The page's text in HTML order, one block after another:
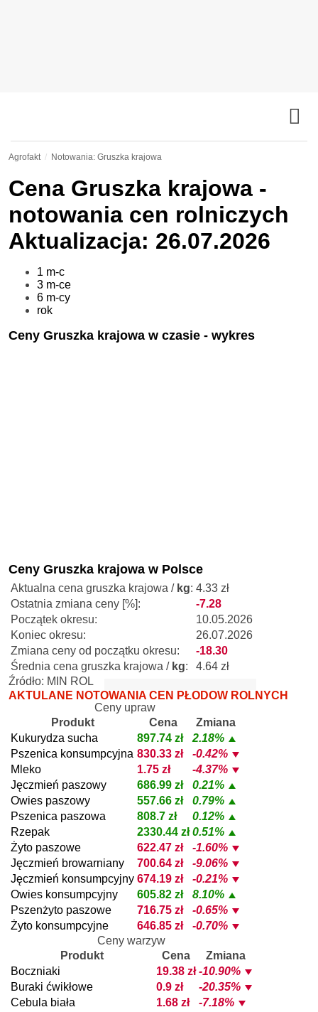
Agrofakt Notowania: Gruszka krajowa
Cena Gruszka krajowa -
notowania cen rolniczych
Aktualizacja: 26.07.2026
1 m-c
3 m-ce
6 m-cy
rok
Ceny Gruszka krajowa w czasie - wykres
Ceny Gruszka krajowa w Polsce
Aktualna cena gruszka krajowa / kg: 4.33 zł
Ostatnia zmiana ceny [%]:
-7.28
Początek okresu:
10.05.2026
Koniec okresu:
26.07.2026
Zmiana ceny od początku okresu:
-18.30
Średnia cena gruszka krajowa / kg:
4.64 zł
Źródło: MIN ROL
AKTULANE NOTOWANIA CEN PŁODÓW ROLNYCH
Ceny upraw
Produkt
Cena
Zmiana
Kukurydza sucha
897.74 zł
2.18%
Pszenica konsumpcyjna 830.33 zł
-0.42%
Mleko
1.75 zł
-4.37%
Jęczmień paszowy
686.99 zł
0.21%
Owies paszowy
557.66 zł
0.79%
Pszenica paszowa
808.7 zł
0.12%
Rzepak
2330.44 zł 0.51%
Żyto paszowe
622.47 zł
-1.60%
Jęczmień browarniany
700.64 zł
-9.06%
Jęczmień konsumpcyjny 674.19 zł
-0.21%
Owies konsumpcyjny
605.82 zł
8.10%
Pszenżyto paszowe
716.75 zł
-0.65%
Żyto konsumpcyjne
646.85 zł
-0.70%
Ceny warzyw
Produkt
Cena
Zmiana
Boczniaki
19.38 zł -10.90%
Buraki ćwikłowe
0.9 zł
-20.35%
Cebula biała
1.68 zł
-7.18%